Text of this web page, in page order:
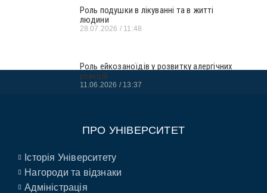
Роль подушки в лікуванні та в житті
людини
28.07.2026 11:48
Роль ейкозаноїдів у розвитку алергічних
реакцій
11.06.2026 13:37
ПРО УНІВЕРСИТЕТ
Історія Університету
Нагороди та відзнаки
Адміністрація